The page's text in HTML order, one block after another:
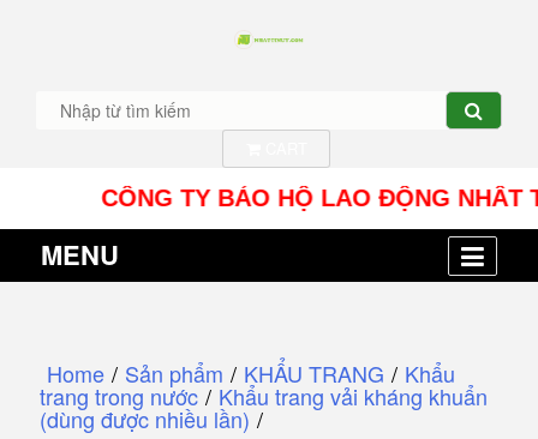
CÔNG TY BẢO HỘ LAO ĐỘNG NHÂT
MENU
Home / Sản phẩm / KHẨU TRANG / Khẩu
trang trong nước / Khẩu trang vải kháng khuẩn
(dùng được nhiều lần) /